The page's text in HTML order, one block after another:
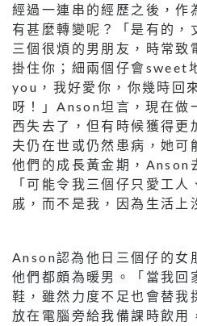
經過一連串的經歷之後，作
有甚麼轉變呢？「是有的，
三個很煩的男朋友，時常致
掛住你；細兩個仔會sweet
you，我好愛你，你幾時回
呀！」Anson坦言，現在做
西失去了，但有時候獲得更
夫仍在世或仍然患病，她可
他們的成長黃金期，Anson
「可能令我三個仔只愛工
戚，而不是我，因為生活上
Anson認為他日三個仔的女
他們都頗為暖男。「當我回
鞋，雖然力度不足也會替我
放在電腦旁給我備課時飲用